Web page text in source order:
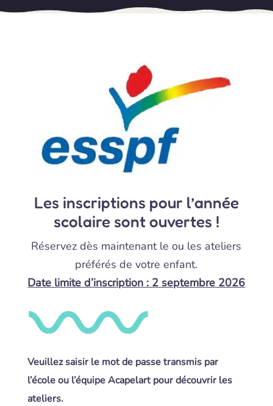
Les inscriptions pour l’année
scolaire sont ouvertes !
Réservez dès maintenant le ou les ateliers
préférés de votre enfant.
Date limite d’inscription : 2 septembre 2026
Veuillez saisir le mot de passe transmis par
l’école ou l’équipe Acapelart pour découvrir les
ateliers.